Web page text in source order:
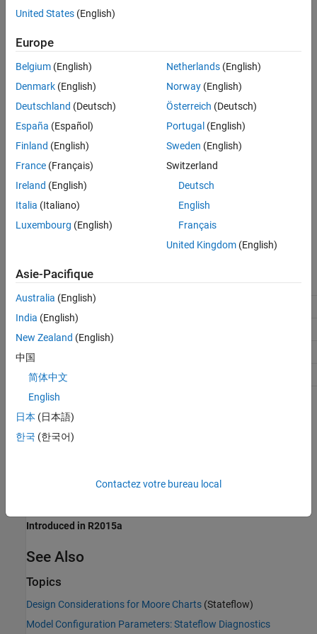
towarningornone.
Settings
error (default) |
Default: error
none
No warning or error appears.
warning
A warning appears.
error
An error appears and stops the simulation.
Application
Setting
Debugging
Efficiency
Safety precaution
Programmatic Use
Parameter:
Introduced in R2015a
See Also
Topics
Design Considerations for Moore Charts (Stateflow)
Model Configuration Parameters: Stateflow Diagnostics
United States (English)
Europe
Belgium (English)
Denmark (English)
Deutschland (Deutsch)
España (Español)
Finland (English)
France (Français)
Ireland (English)
Italia (Italiano)
Luxembourg (English)
Netherlands(English)
Norway(English)
Österreich (Deutsch)
Portugal (English)
Sweden (English)
Switzerland
Deutsch
English
Français
United Kingdom(English)
Asie-Pacifique
Australia (English)
India (English)
New Zealand (English)
中国
简体中文
English
日本 (日本語)
한국 (한국어)
Contactez votre bureau local